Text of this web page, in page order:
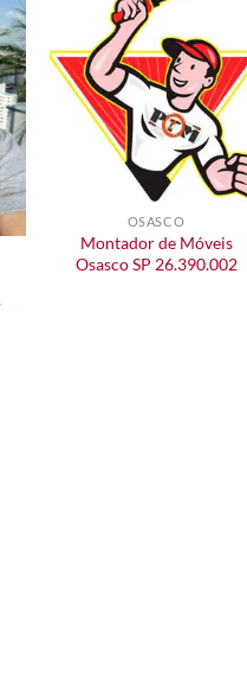
OSASCO
Montador de Móveis
Osasco SP 26.390.002